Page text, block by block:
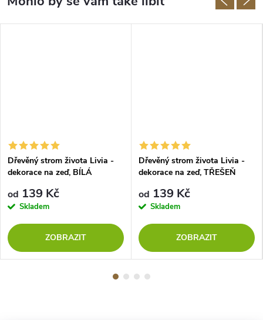
Dřevěný strom života Livia -
dekorace na zeď, BÍLÁ
od 139 Kč
Skladem
ZOBRAZIT
Dřevěný strom života Livia -
dekorace na zeď, TŘEŠEŇ
od 139 Kč
Skladem
ZOBRAZIT